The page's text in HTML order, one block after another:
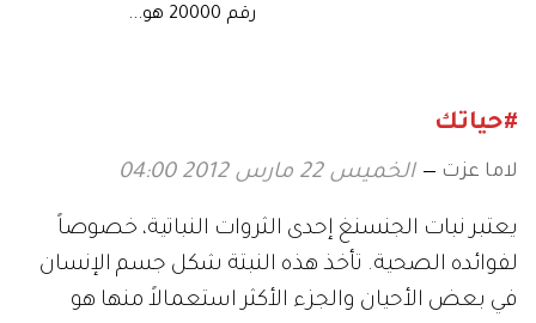
رقم 20000 هو...
#حياتك
لاما عزت الخميس 22 مارس 2012 04:00
يعتبر نبات الجنسنغ إحدى الثروات النباتية، خصوصاً
لفوائده الصحية. تأخذ هذه النبتة شكل جسم الإنسان
في بعض الأحيان والجزء الأكثر استعمالاً منها هو